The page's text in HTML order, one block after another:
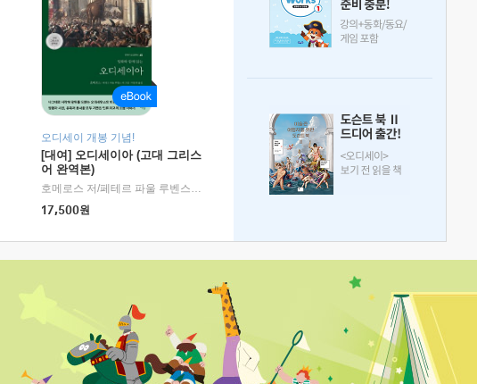
오디세이 개봉 기념!
[대여] 오디세이아 (고대 그리스
어 완역본)
호메로스 저/페테르 파울 루벤스 그림/박문재 역
현대지성
17,500원